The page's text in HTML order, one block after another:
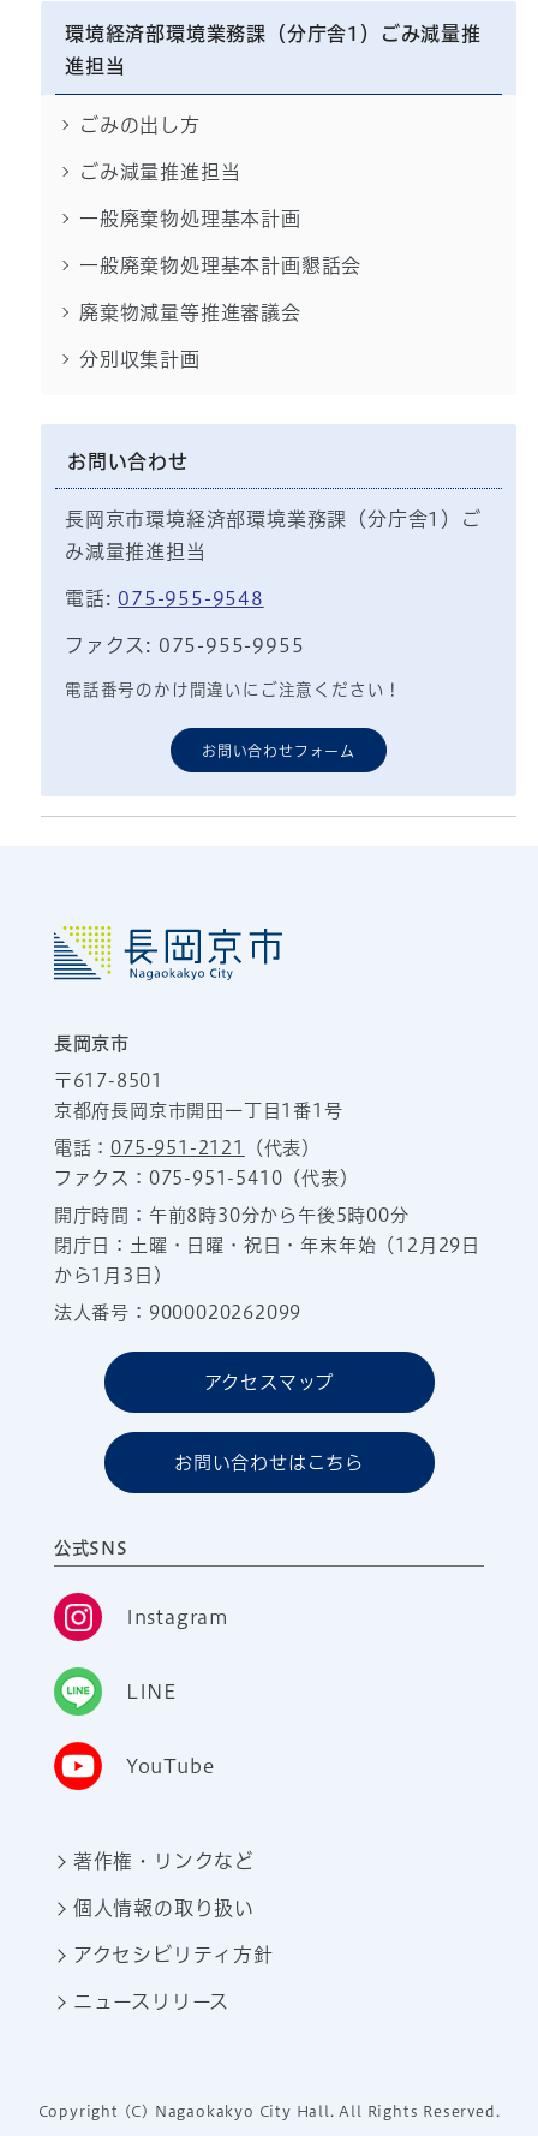
環境経済部環境業務課（分庁舎1）ごみ減量推
進担当
ごみの出し方
ごみ減量推進担当
一般廃棄物処理基本計画
一般廃棄物処理基本計画懇話会
廃棄物減量等推進審議会
分別収集計画
お問い合わせ
長岡京市環境経済部環境業務課（分庁舎1）ご
み減量推進担当
電話: 075-955-9548
ファクス: 075-955-9955
電話番号のかけ間違いにご注意ください！
お問い合わせフォーム
長岡京市
〒617-8501
京都府長岡京市開田一丁目1番1号
電話：075-951-2121
（代表）
ファクス：075-951-5410（代表）
開庁時間：午前8時30分から午後5時00分
閉庁日：土曜・日曜・祝日・年末年始（12月29日
から1月3日）
法人番号：9000020262099
アクセスマップ
お問い合わせはこちら
公式SNS
Instagram
LINE
YouTube
著作権・リンクなど
個人情報の取り扱い
アクセシビリティ方針
ニュースリリース
Copyright (C) Nagaokakyo City Hall. All Rights Reserved.